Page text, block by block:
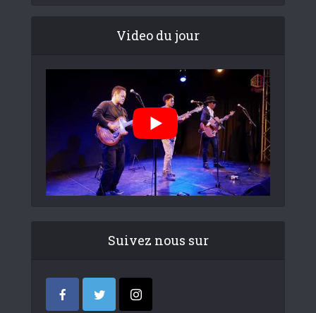
Video du jour
Suivez nous sur